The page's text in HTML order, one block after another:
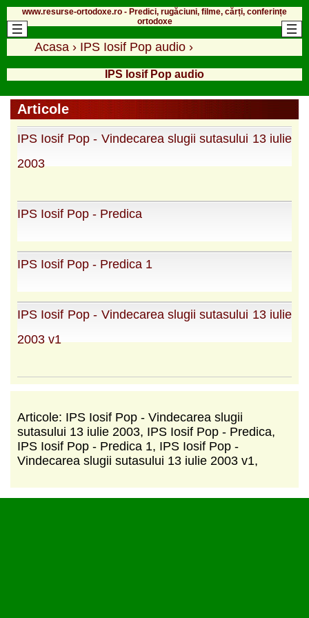
www.resurse-ortodoxe.ro - Predici, rugăciuni, filme, cărți, conferințe
ortodoxe
Acasa › IPS Iosif Pop audio ›
IPS Iosif Pop audio
Articole
IPS Iosif Pop - Vindecarea slugii sutasului 13 iulie
2003
IPS Iosif Pop - Predica
IPS Iosif Pop - Predica 1
IPS Iosif Pop - Vindecarea slugii sutasului 13 iulie
2003 v1
Articole: IPS Iosif Pop - Vindecarea slugii
sutasului 13 iulie 2003, IPS Iosif Pop - Predica,
IPS Iosif Pop - Predica 1, IPS Iosif Pop -
Vindecarea slugii sutasului 13 iulie 2003 v1,